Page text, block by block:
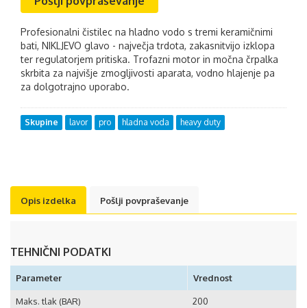
Profesionalni čistilec na hladno vodo s tremi keramičnimi
bati, NIKLJEVO glavo - največja trdota, zakasnitvijo izklopa
ter regulatorjem pritiska. Trofazni motor in močna črpalka
skrbita za najvišje zmogljivosti aparata, vodno hlajenje pa
za dolgotrajno uporabo.
Skupine lavor pro hladna voda heavy duty
Opis izdelka Pošlji povpraševanje
TEHNIČNI PODATKI
Parameter Vrednost
Maks. tlak (BAR)
200